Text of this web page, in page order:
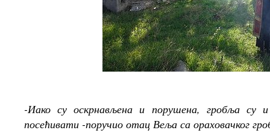
-Иако су оскрнављена и порушена, гробља
посећивати -поручио отац Веља са ораховачког